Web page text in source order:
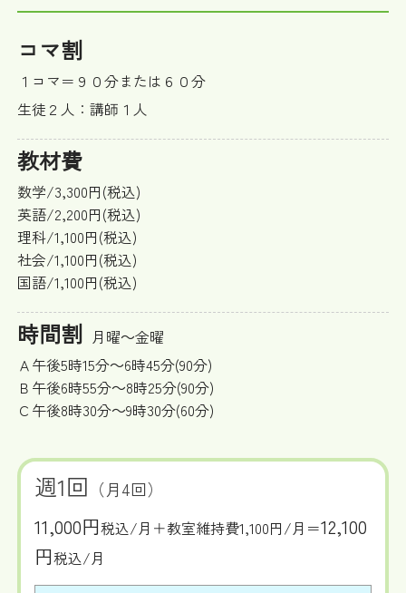
コマ割
１コマ＝９０分または６０分
生徒２人：講師１人
教材費
数学/3,300円(税込)
英語/2,200円(税込)
理科/1,100円(税込)
社会/1,100円(税込)
国語/1,100円(税込)
時間割 月曜～金曜
Ａ午後5時15分～6時45分(90分)
Ｂ午後6時55分～8時25分(90分)
Ｃ午後8時30分～9時30分(60分)
週1回 （月4回）
11,000円税込/月＋教室維持費1,100円/月＝12,100
円税込/月